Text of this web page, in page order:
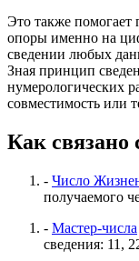
Это также помогает
опоры именно на
сведении любых
Зная принцип
нумерологических
совместимость или
Как связано
- Число
получаемого
- Мастер-числа
сведения: 11,